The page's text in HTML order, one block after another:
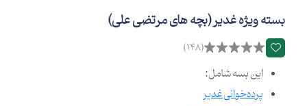
بسته ویژه غدیر (بچه های مرتضی علی)
(148)
این بسه شامل:
پرده‌خوانی غدیر